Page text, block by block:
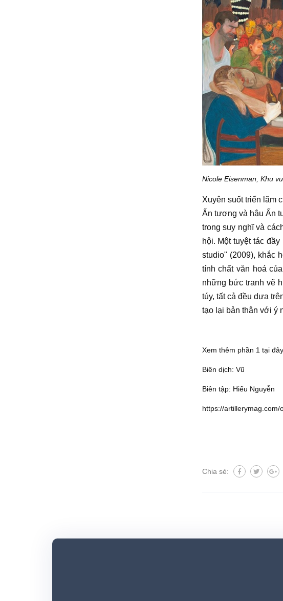
Nicole Eisenman, Khu
Xuyên suốt triển lãm
Ấn tượng và hậu Ấn
trong suy nghĩ và
hội. Một tuyệt tác
studio" (2009), khắc
tính chất văn hoá
những bức tranh vẽ
túy, tất cả đều dựa
tạo lại bản thân với ý
Xem thêm phần 1 tại đây
Biên dịch: Vũ
Biên tập: Hiếu Nguyễn
https://
Chia sẻ: